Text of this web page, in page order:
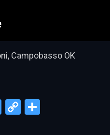
Campobasso OK
X CopyCondividi